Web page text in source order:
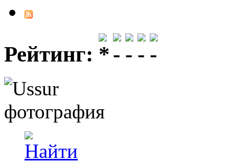
Рейтинг: